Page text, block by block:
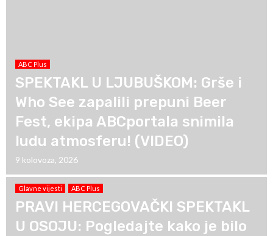
ABC Plus
SPEKTAKL U LJUBUŠKOM: Grše i
Who See zapalili prepuni Beer
Fest, ekipa ABCportala snimila
ludu atmosferu! (VIDEO)
9 kolovoza, 2026
Glavne vijesti ABC Plus
PRAVI HERCEGOVAČKI SPEKTAKL
U OSOJU: Pogledajte kako je bilo